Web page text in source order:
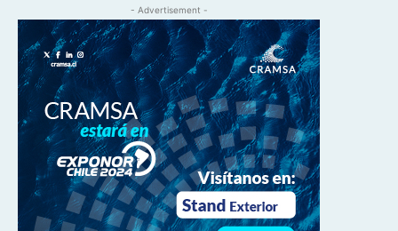
- Advertisement -